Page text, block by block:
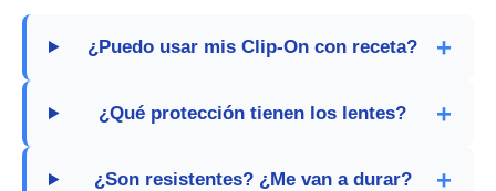
¿Puedo usar mis Clip-On con receta?
¿Qué protección tienen los lentes?
¿Son resistentes? ¿Me van a durar?